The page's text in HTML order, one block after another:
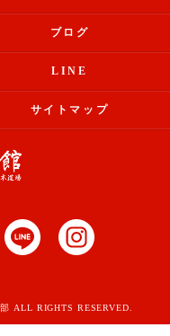
ブログ
LINE
サイトマップ
ALL RIGHTS RESERVED.